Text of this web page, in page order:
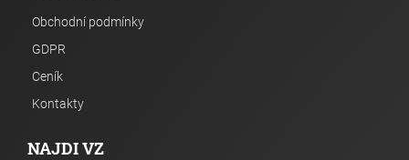
Obchodní podmínky
GDPR
Ceník
Kontakty
NAJDI VZ